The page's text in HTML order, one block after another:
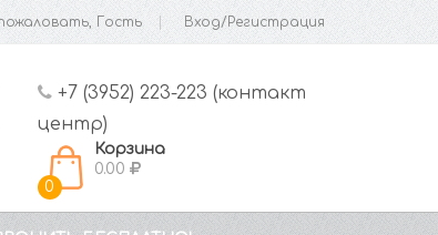
Гость Вход/Регистрация
+7 (3952) 223-223 (контакт
центр)
0
Корзина
0.00